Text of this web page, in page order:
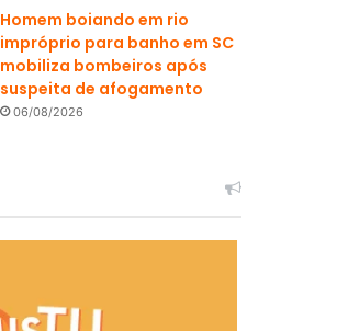
Homem boiando em rio
impróprio para banho em SC
mobiliza bombeiros após
suspeita de afogamento
06/08/2026